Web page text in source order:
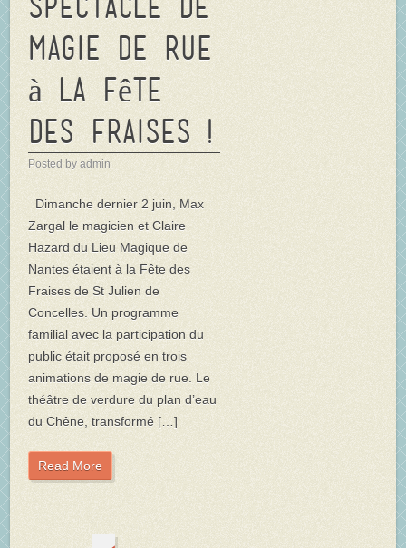
Spectacle de
Magie de rue
à la Fête
des Fraises !
Posted by admin
Dimanche dernier 2 juin, Max
Zargal le magicien et Claire
Hazard du Lieu Magique de
Nantes étaient à la Fête des
Fraises de St Julien de
Concelles. Un programme
familial avec la participation du
public était proposé en trois
animations de magie de rue. Le
théâtre de verdure du plan d’eau
du Chêne, transformé […]
Read More